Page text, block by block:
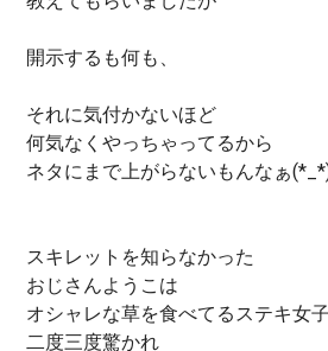
開示するも何も、
それに気付かないほど
何気なくやっちゃってるから
ネタにまで上がらないもんなぁ
スキレットを知らなかった
おじさんようこは
オシャレな草を食べてるステキ女
二度三度驚かれ